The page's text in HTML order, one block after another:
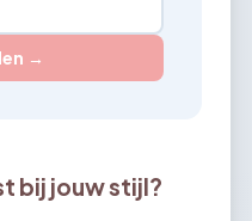
→
bij jouw stijl?